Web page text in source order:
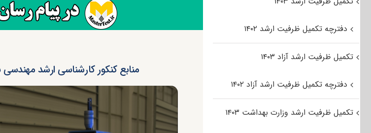
منابع کنکور کارشناسی ارشد مهندسی
دفترچه تکمیل ظرفیت ارشد ۱۴۰۲
تکمیل ظرفیت ارشد آزاد ۱۴۰۳
دفترچه تکمیل ظرفیت ارشد آزاد ۱۴۰۲
تکمیل ظرفیت ارشد وزارت بهداشت ۱۴۰۳